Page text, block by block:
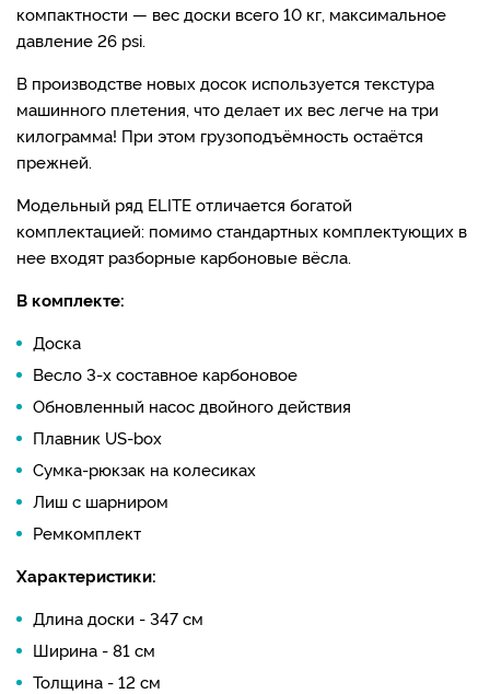
компактности — вес доски всего 10 кг, максимальное
давление 26 psi.
В производстве новых досок используется текстура
машинного плетения, что делает их вес легче на три
килограмма! При этом грузоподъёмность остаётся
прежней.
Модельный ряд ELITE отличается богатой
комплектацией: помимо стандартных комплектующих в
нее входят разборные карбоновые вёсла.
В комплекте:
Доска
Весло 3-х составное карбоновое
Обновленный насос двойного действия
Плавник US-box
Сумка-рюкзак на колесиках
Лиш с шарниром
Ремкомплект
Характеристики:
Длина доски - 347 см
Ширина - 81 см
Толщина - 12 см